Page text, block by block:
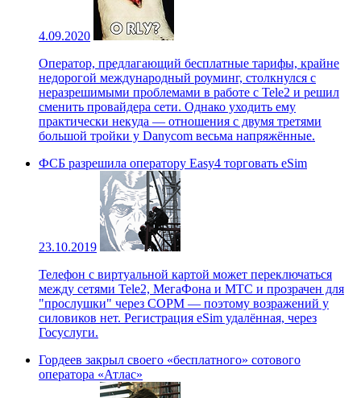
4.09.2020
Оператор, предлагающий бесплатные тарифы, крайне
недорогой международный роуминг, столкнулся с
неразрешимыми проблемами в работе с Tele2 и решил
сменить провайдера сети. Однако уходить ему
практически некуда — отношения с двумя третями
большой тройки у Danycom весьма напряжённые.
ФСБ разрешила оператору Easy4 торговать eSim
23.10.2019
Телефон с виртуальной картой может переключаться
между сетями Tele2, МегаФона и МТС и прозрачен для
"прослушки" через СОРМ — поэтому возражений у
силовиков нет. Регистрация eSim удалённая, через
Госуслуги.
Гордеев закрыл своего «бесплатного» сотового
оператора «Атлас»